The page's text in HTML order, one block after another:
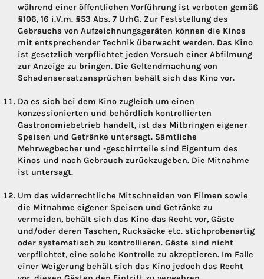
während einer öffentlichen Vorführung ist verboten gemäß
§106, 16 i.V.m. §53 Abs. 7 UrhG. Zur Feststellung des
Gebrauchs von Aufzeichnungsgeräten können die Kinos
mit entsprechender Technik überwacht werden. Das Kino
ist gesetzlich verpflichtet jeden Versuch einer Abfilmung
zur Anzeige zu bringen. Die Geltendmachung von
Schadensersatzansprüchen behält sich das Kino vor.
Da es sich bei dem Kino zugleich um einen
konzessionierten und behördlich kontrollierten
Gastronomiebetrieb handelt, ist das Mitbringen eigener
Speisen und Getränke untersagt. Sämtliche
Mehrwegbecher und -geschirrteile sind Eigentum des
Kinos und nach Gebrauch zurückzugeben. Die Mitnahme
ist untersagt.
Um das widerrechtliche Mitschneiden von Filmen sowie
die Mitnahme eigener Speisen und Getränke zu
vermeiden, behält sich das Kino das Recht vor, Gäste
und/oder deren Taschen, Rucksäcke etc. stichprobenartig
oder systematisch zu kontrollieren. Gäste sind nicht
verpflichtet, eine solche Kontrolle zu akzeptieren. Im Falle
einer Weigerung behält sich das Kino jedoch das Recht